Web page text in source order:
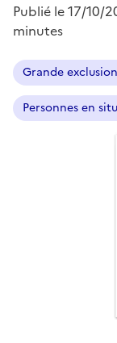
Publié le17/10/
minutes
Grande
Personnes en